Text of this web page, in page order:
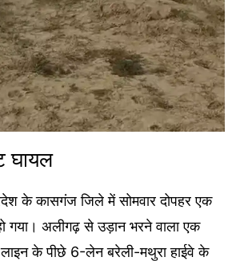
घायल
के कासगंज जिले में सोमवार दोपहर एक
गया। अलीगढ़ से उड़ान भरने वाला एक
लाइन के पीछे 6-लेन बरेली-मथुरा हाईवे के